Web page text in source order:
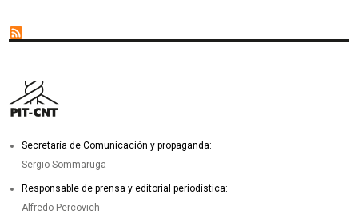
Secretaría de Comunicación y propaganda:
Sergio Sommaruga
Responsable de prensa y editorial periodística:
Alfredo Percovich